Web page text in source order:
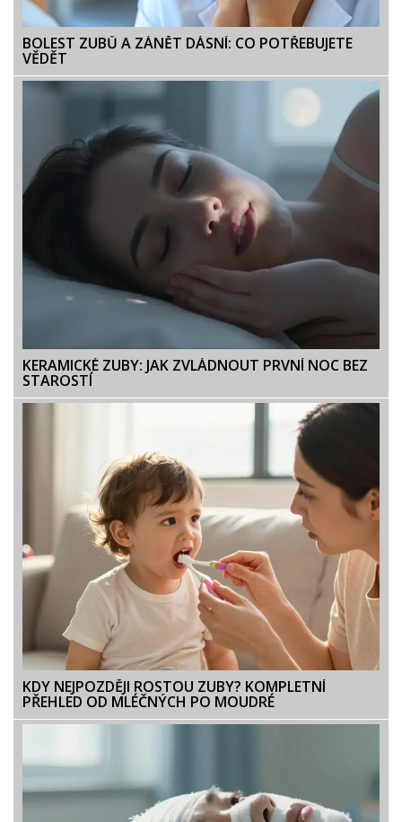
BOLEST ZUBŮ A ZÁNĚT DÁSNÍ: CO POTŘEBUJETE
VĚDĚT
KERAMICKÉ ZUBY: JAK ZVLÁDNOUT PRVNÍ NOC BEZ
STAROSTÍ
KDY NEJPOZDĚJI ROSTOU ZUBY? KOMPLETNÍ
PŘEHLED OD MLÉČNÝCH PO MOUDRÉ